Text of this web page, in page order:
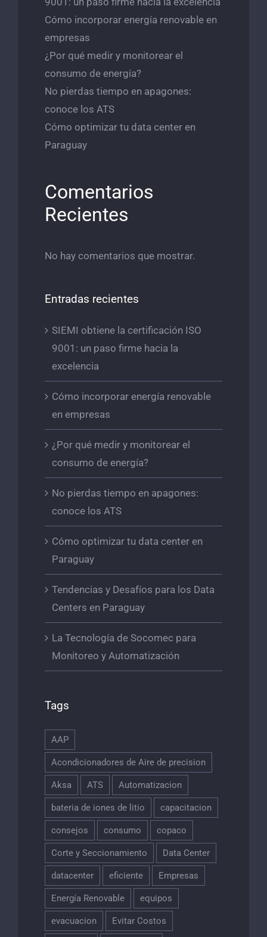
Cómo incorporar energía renovable en
empresas
¿Por qué medir y monitorear el
consumo de energía?
No pierdas tiempo en apagones:
conoce los ATS
Cómo optimizar tu data center en
Paraguay
Comentarios
Recientes
No hay comentarios que mostrar.
Entradas recientes
SIEMI obtiene la certificación ISO
9001: un paso firme hacia la
excelencia
Cómo incorporar energía renovable
en empresas
¿Por qué medir y monitorear el
consumo de energía?
No pierdas tiempo en apagones:
conoce los ATS
Cómo optimizar tu data center en
Paraguay
Tendencias y Desafíos para los Data
Centers en Paraguay
La Tecnología de Socomec para
Monitoreo y Automatización
Tags
AAP
Acondicionadores de Aire de precision
Aksa ATS Automatizacion
bateria de iones de litio capacitacion
consejos consumo copaco
Corte y Seccionamiento Data Center
datacenter eficiente Empresas
Energía Renovable equipos
evacuacion Evitar Costos